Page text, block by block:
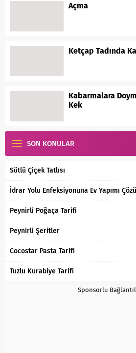
Açma
Ketçap Tadında
Kabarmalara
Kek
SON KONULAR
Sütlü Çiçek Tatlısı
İdrar Yolu Enfeksiyonuna Ev Yapımı
Peynirli Poğaça Tarifi
Peynirli Şeritler
Cocostar Pasta Tarifi
Tuzlu Kurabiye Tarifi
Sponsorlu